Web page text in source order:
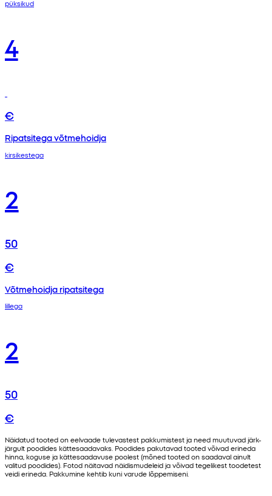
püksikud
4
€
Ripatsitega võtmehoidja
kirsikestega
2
50
€
Võtmehoidja ripatsitega
lillega
2
50
€
Näidatud tooted on eelvaade tulevastest pakkumistest ja need muutuvad järk-
järgult poodides kättesaadavaks. Poodides pakutavad tooted võivad erineda
hinna, koguse ja kättesaadavuse poolest (mõned tooted on saadaval ainult
valitud poodides). Fotod näitavad näidismudeleid ja võivad tegelikest toodetest
veidi erineda. Pakkumine kehtib kuni varude lõppemiseni.